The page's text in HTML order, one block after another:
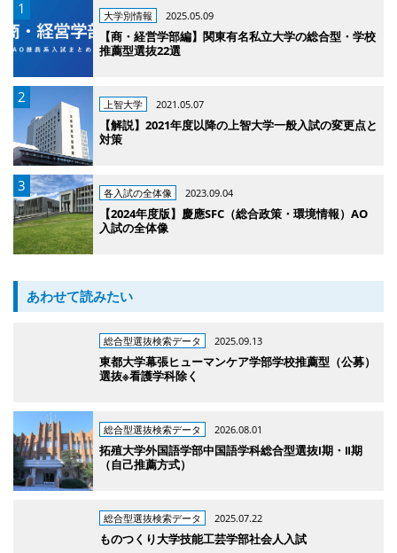
大学別情報 2025.05.09
【商・経営学部編】関東有名私立大学の総合型・学校
推薦型選抜22選
上智大学 2021.05.07
【解説】2021年度以降の上智大学一般入試の変更点と
対策
各入試の全体像 2023.09.04
【2024年度版】慶應SFC（総合政策・環境情報）AO
入試の全体像
あわせて読みたい
総合型選抜検索データ 2025.09.13
東都大学幕張ヒューマンケア学部学校推薦型（公募）
選抜※看護学科除く
総合型選抜検索データ 2026.08.01
拓殖大学外国語学部中国語学科総合型選抜Ⅰ期・Ⅱ期
（自己推薦方式）
総合型選抜検索データ 2025.07.22
ものつくり大学技能工芸学部社会人入試